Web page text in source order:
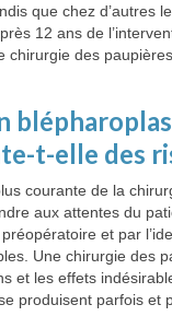
que chez d’autres
12 ans de
chirurgie des
t-elle des
courante de la
aux attentes du
et par
Une chirurgie des
et les effets
produisent parfois et